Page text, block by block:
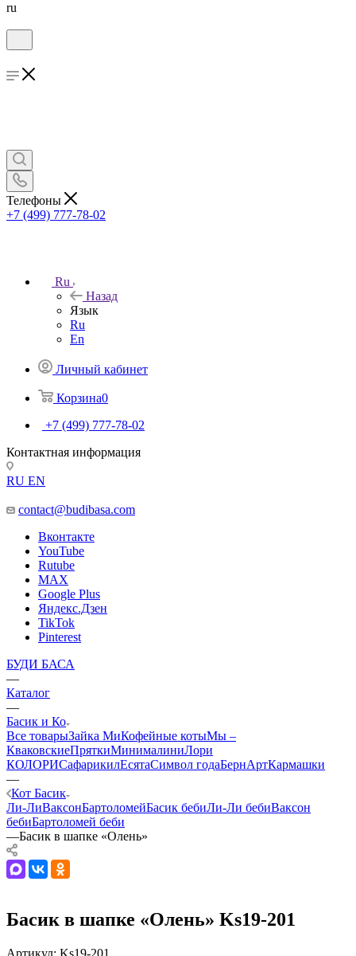
ru
Телефоны
+7 (499) 777-78-02
Ru
Назад
Язык
Ru
En
Личный кабинет
Корзина0
+7 (499) 777-78-02
Контактная информация
RU EN
contact@budibasa.com
Вконтакте
YouTube
Rutube
MAX
Google Plus
Яндекс.Дзен
TikTok
Pinterest
БУДИ БАСА
—
Каталог
—
Басик и Ко
Все товарыЗайка МиКофейные котыМы –
КваковскиеПряткиМинималиниЛори
КОЛОРИСафарикилЕсятаСимвол годаБернАртКармашки
—
Кот Басик
Ли-ЛиВаксонБартоломейБасик бебиЛи-Ли бебиВаксон
бебиБартоломей беби
—Басик в шапке «Олень»
Басик в шапке «Олень» Ks19-201
Артикул: Ks19-201